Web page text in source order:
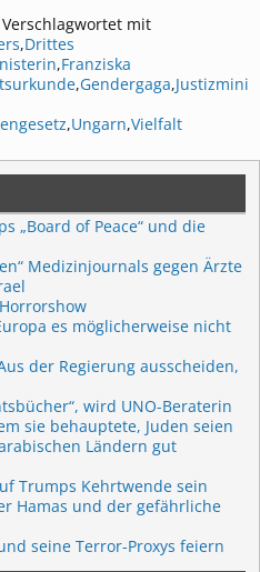
Verschlagwortet mit
,Drittes
,Franziska
,Gendergaga,Justizmini
,Ungarn,Vielfalt
„Board of Peace“ und die
Medizinjournals gegen Ärzte
es möglicherweise nicht
der Regierung ausscheiden,
wird UNO-Beraterin
sie behauptete, Juden seien
Ländern gut
Trumps Kehrtwende sein
Hamas und der gefährliche
seine Terror-Proxys feiern